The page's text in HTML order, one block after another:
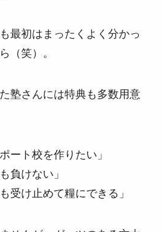
最初はまったくよく分かっ
（笑）。
塾さんには特典も多数用意
ート校を作りたい」
負けない」
受け止めて糧にできる」